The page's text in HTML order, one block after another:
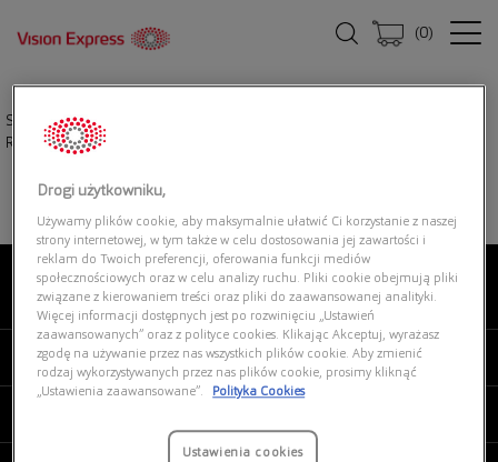
(0)
Strona główna|
Round Metal
O NAS
MOJE VISION EXPRESS
Drogi użytkowniku,
Używamy plików cookie, aby maksymalnie ułatwić Ci korzystanie z naszej
strony internetowej, w tym także w celu dostosowania jej zawartości i
reklam do Twoich preferencji, oferowania funkcji mediów
społecznościowych oraz w celu analizy ruchu. Pliki cookie obejmują pliki
związane z kierowaniem treści oraz pliki do zaawansowanej analityki.
Więcej informacji dostępnych jest po rozwinięciu „Ustawień
zaawansowanych” oraz z polityce cookies. Klikając Akceptuj, wyrażasz
zgodę na używanie przez nas wszystkich plików cookie. Aby zmienić
rodzaj wykorzystywanych przez nas plików cookie, prosimy kliknąć
„Ustawienia zaawansowane”.
Polityka Cookies
Ustawienia cookies